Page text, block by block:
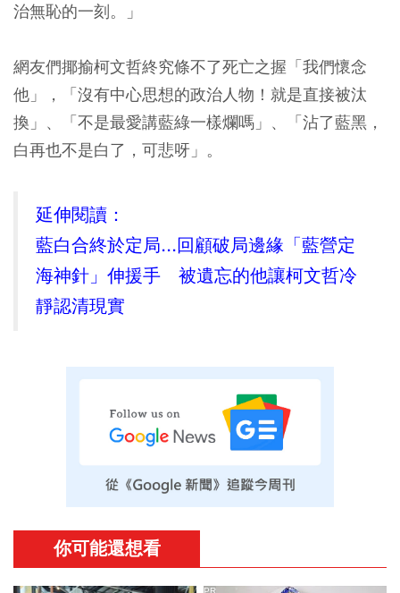
治無恥的一刻。」
網友們揶揄柯文哲終究條不了死亡之握「我們懷念
他」，「沒有中心思想的政治人物！就是直接被汰
換」、「不是最愛講藍綠一樣爛嗎」、「沾了藍黑，
白再也不是白了，可悲呀」。
延伸閱讀：
藍白合終於定局...回顧破局邊緣「藍營定
海神針」伸援手 被遺忘的他讓柯文哲冷
靜認清現實